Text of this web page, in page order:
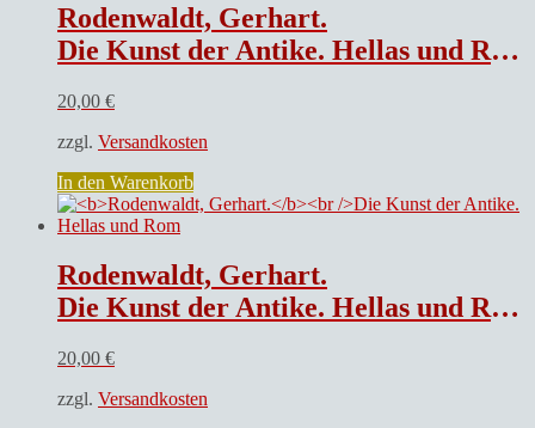
Rodenwaldt, Gerhart.
Die Kunst der Antike. Hellas und Rom
20,00 €
zzgl. Versandkosten
In den Warenkorb
Rodenwaldt, Gerhart.
Die Kunst der Antike. Hellas und Rom
20,00 €
zzgl. Versandkosten